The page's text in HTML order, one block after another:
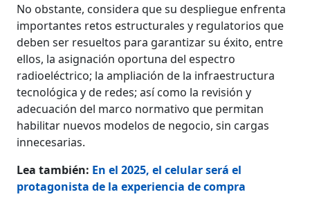
No obstante, considera que su des­pliegue enfrenta
importantes retos estructurales y regulatorios que
deben ser resueltos para garantizar su éxito, entre
ellos, la asignación oportuna del espectro
radioeléctrico; la ampliación de la infraestructura
tecnológica y de redes; así como la revisión y
adecua­ción del marco normativo que per­mitan
habilitar nuevos modelos de negocio, sin cargas
innecesarias.
Lea también: En el 2025, el celular será el
protagonista de la experiencia de compra